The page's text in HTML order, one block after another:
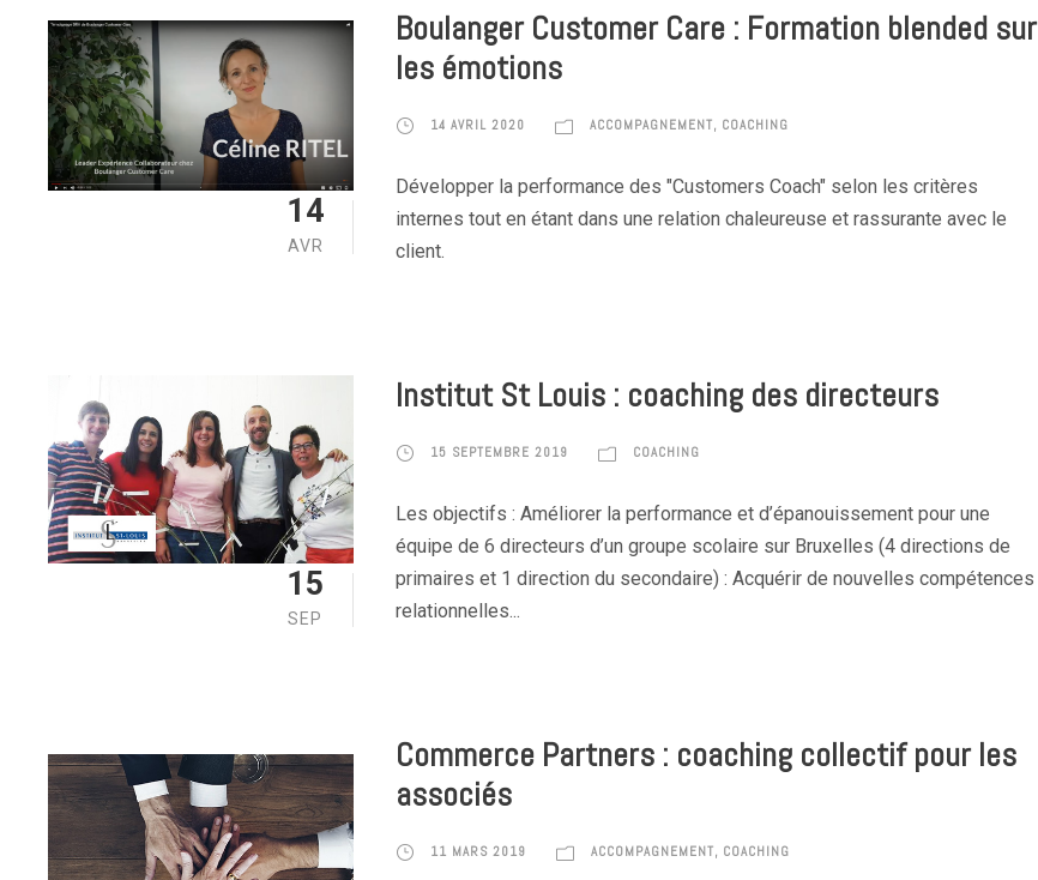
14
AVR
Boulanger Customer Care : Formation blended sur
les émotions
14 AVRIL 2020 ACCOMPAGNEMENT, COACHING
Développer la performance des "Customers Coach" selon les critères
internes tout en étant dans une relation chaleureuse et rassurante avec le
client.
15
SEP
Institut St Louis : coaching des directeurs
15 SEPTEMBRE 2019 COACHING
Les objectifs : Améliorer la performance et d’épanouissement pour une
équipe de 6 directeurs d’un groupe scolaire sur Bruxelles (4 directions de
primaires et 1 direction du secondaire) : Acquérir de nouvelles compétences
relationnelles...
Commerce Partners : coaching collectif pour les
associés
11 MARS 2019 ACCOMPAGNEMENT, COACHING